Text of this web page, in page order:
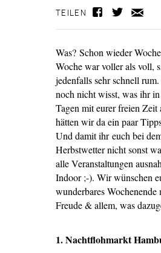
TEILEN
Was? Schon wieder
Woche war voller als voll,
jedenfalls sehr schnell
noch nicht wisst, was ihr in
Tagen mit eurer freien Zeit
hätten wir da ein paar
Und damit ihr euch bei
Herbstwetter nicht sonst
alle Veranstaltungen
Indoor ;-). Wir wünschen
wunderbares Wochenende
Freude & allem, was
1. Nachtflohmarkt